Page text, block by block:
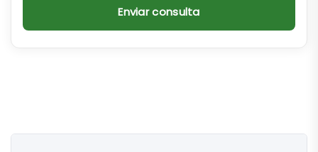
Enviar consulta